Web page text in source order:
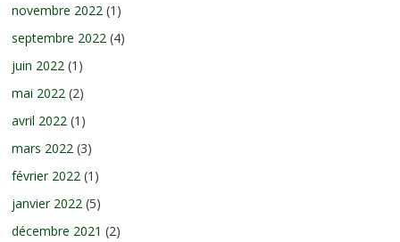
novembre 2022 (1)
septembre 2022 (4)
juin 2022 (1)
mai 2022 (2)
avril 2022 (1)
mars 2022 (3)
février 2022 (1)
janvier 2022 (5)
décembre 2021 (2)